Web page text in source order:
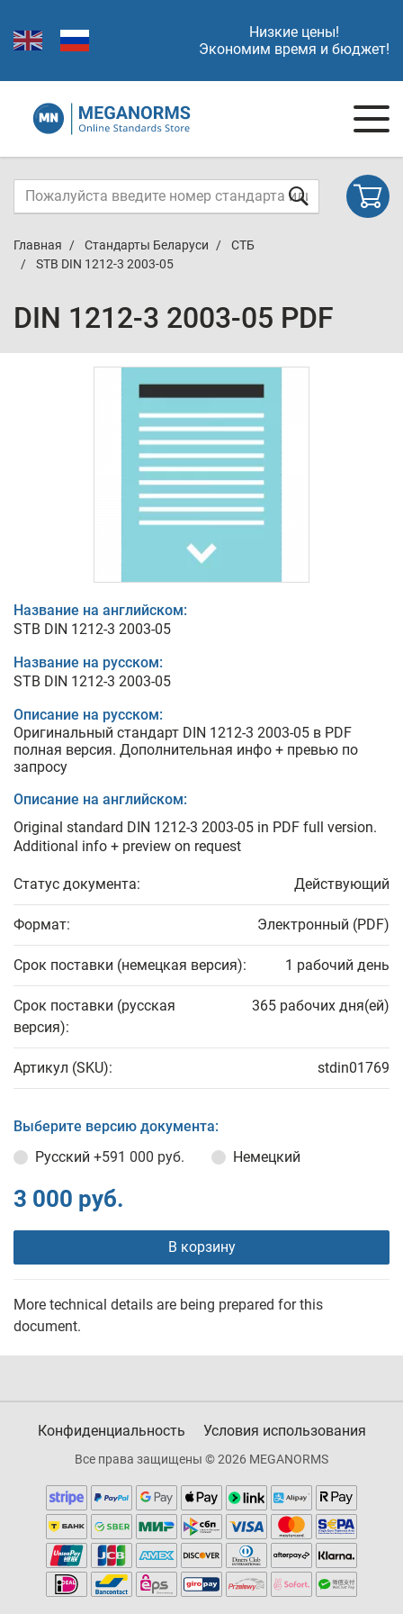
Низкие цены!
Экономим время и бюджет!
Главная Стандарты Беларуси
СТБ
STB DIN 1212-3 2003-05
DIN 1212-3 2003-05 PDF
Название на английском:
STB DIN 1212-3 2003-05
Название на русском:
STB DIN 1212-3 2003-05
Описание на русском:
Оригинальный стандарт DIN 1212-3 2003-05 в PDF
полная версия. Дополнительная инфо + превью по
запросу
Описание на английском:
Original standard DIN 1212-3 2003-05 in PDF full version.
Additional info + preview on request
Статус документа: Действующий
Формат: Электронный (PDF)
Срок поставки (немецкая версия): 1 рабочий день
Срок поставки (русская
версия):
365 рабочих дня(ей)
Артикул (SKU): stdin01769
Выберите версию документа:
Русский +591 000 руб. Немецкий
3 000 руб.
В корзину
More technical details are being prepared for this
document.
Конфиденциальность Условия использования
Все права защищены © 2026 MEGANORMS